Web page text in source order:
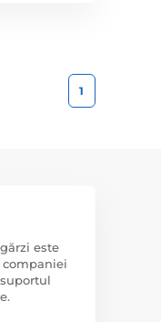
1
este